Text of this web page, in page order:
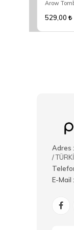
529,00
Adres :
/
E-Mail :